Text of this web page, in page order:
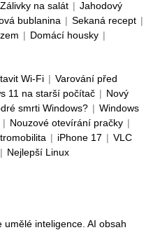
Zálivky na salát | Jahodový
bublanina | Sekaná recept |
| Domácí housky |
Wi-Fi | Varování před
11 na starší počítač | Nový
smrti Windows? | Windows
| Nouzové otevírání pračky |
| iPhone 17 | VLC
| Nejlepší Linux
inteligence. AI obsah